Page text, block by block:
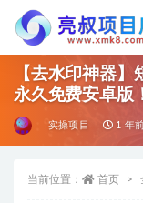
【去水印神器
永久免费安卓版
实操项目 1 年
当前位置： 首页